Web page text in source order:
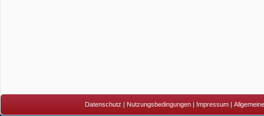
Datenschutz | Nutzungsbedingungen| Impressum|